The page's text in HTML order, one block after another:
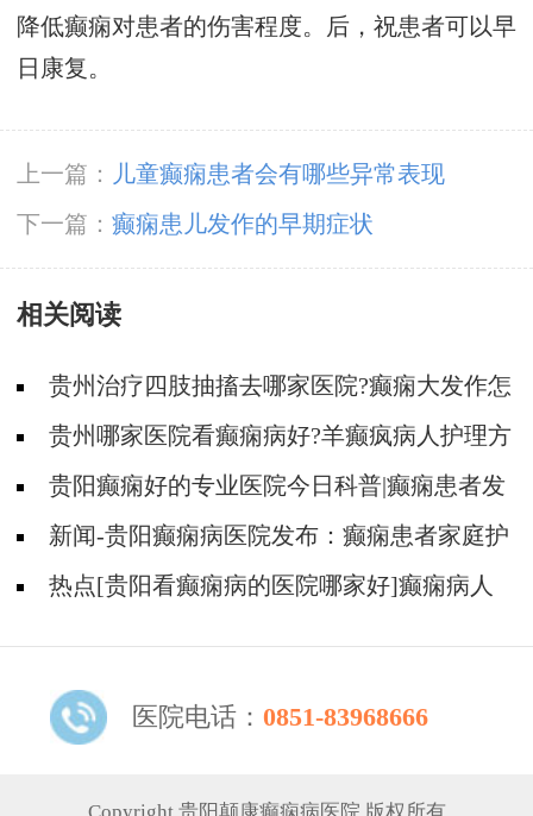
降低癫痫对患者的伤害程度。后，祝患者可以早
日康复。
上一篇：
儿童癫痫患者会有哪些异常表现
下一篇： 癫痫患儿发作的早期症状
相关阅读
贵州治疗四肢抽搐去哪家医院?癫痫大发作怎
么护理是对的?
贵州哪家医院看癫痫病好?羊癫疯病人护理方
式有哪些?
贵阳癫痫好的专业医院今日科普|癫痫患者发
作家属应该怎么做?
新闻-贵阳癫痫病医院发布：癫痫患者家庭护
理与社会支持
热点[贵阳看癫痫病的医院哪家好]癫痫病人
医院电话： 0851-83968666